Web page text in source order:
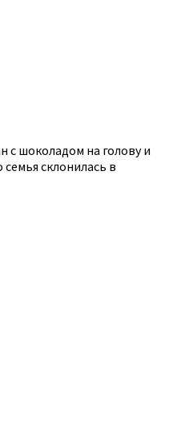
с шоколадом на голову и
склонилась в